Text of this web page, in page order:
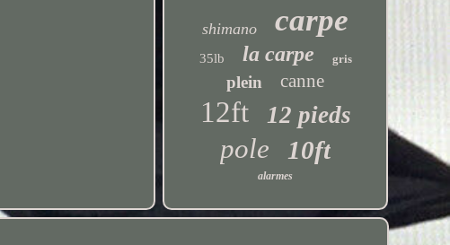
shimano carpe
35lb la carpe gris
plein canne
12ft 12 pieds
pole 10ft
alarmes